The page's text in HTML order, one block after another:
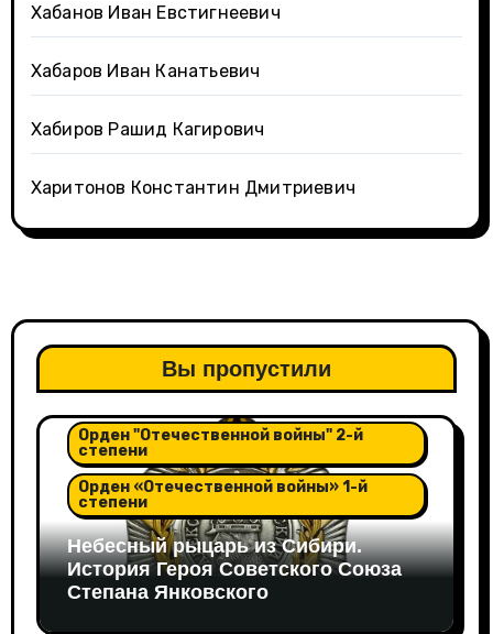
Хабанов Иван Евстигнеевич
Хабаров Иван Канатьевич
Хабиров Рашид Кагирович
Харитонов Константин Дмитриевич
Вы пропустили
Орден "Александра Невского"
Орден "Отечественной войны" 2-й
степени
Орден «Отечественной войны» 1-й
степени
Небесный рыцарь из Сибири.
История Героя Советского Союза
Степана Янковского